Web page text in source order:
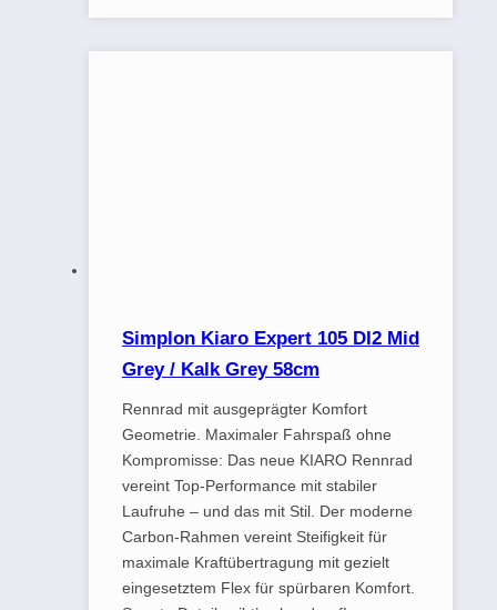
Simplon Kiaro Expert 105 DI2 Mid
Grey / Kalk Grey 58cm
Rennrad mit ausgeprägter Komfort
Geometrie. Maximaler Fahrspaß ohne
Kompromisse: Das neue KIARO Rennrad
vereint Top-Performance mit stabiler
Laufruhe – und das mit Stil. Der moderne
Carbon-Rahmen vereint Steifigkeit für
maximale Kraftübertragung mit gezielt
eingesetztem Flex für spürbaren Komfort.